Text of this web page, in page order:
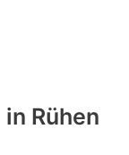
in Rühen